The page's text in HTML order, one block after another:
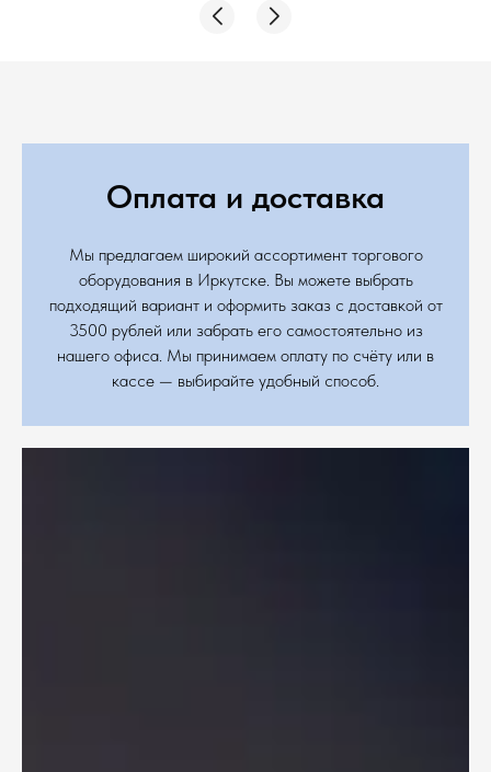
отключился. Вот и весь сервис. оборудование то
Оплата и доставка
Мы предлагаем широкий ассортимент торгового
оборудования в Иркутске. Вы можете выбрать
подходящий вариант и оформить заказ с доставкой от
3500 рублей или забрать его самостоятельно из
нашего офиса. Мы принимаем оплату по счёту или в
кассе — выбирайте удобный способ.